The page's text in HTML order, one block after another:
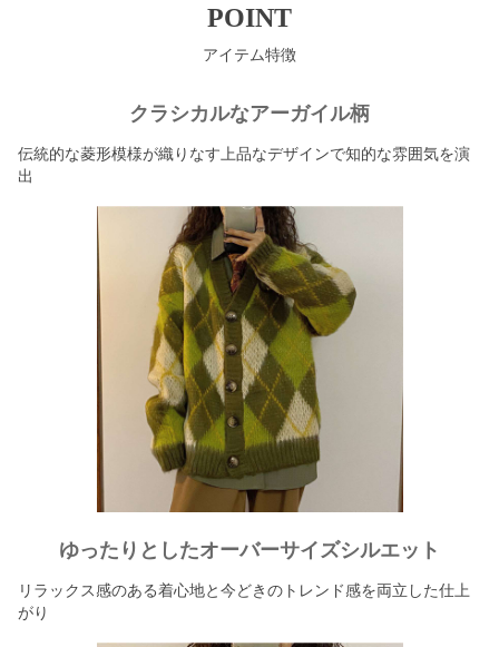
POINT
アイテム特徴
クラシカルなアーガイル柄
伝統的な菱形模様が織りなす上品なデザインで知的な雰囲気を演
出
ゆったりとしたオーバーサイズシルエット
リラックス感のある着心地と今どきのトレンド感を両立した仕上
がり